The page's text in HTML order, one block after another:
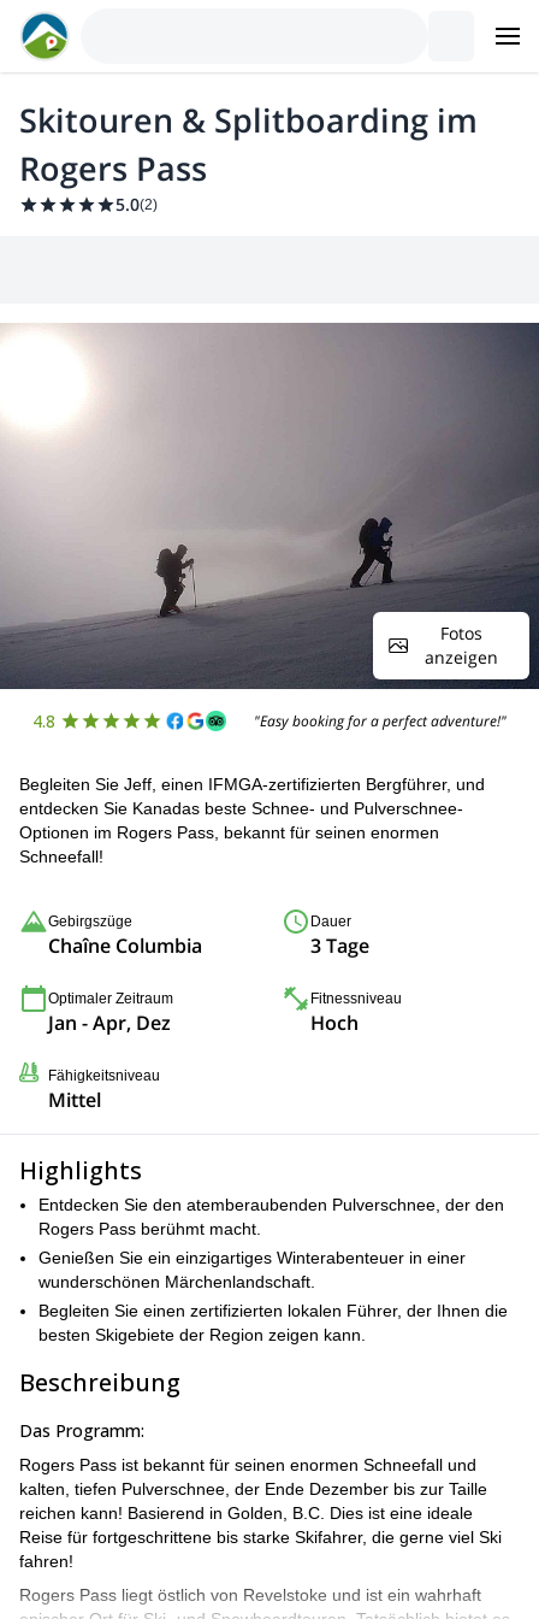
Skitouren & Splitboarding im
Rogers Pass
5.0(2)
Fotos
anzeigen
4.8 "Easy booking for a perfect adventure!"
Begleiten Sie Jeff, einen IFMGA-zertifizierten Bergführer, und
entdecken Sie Kanadas beste Schnee- und Pulverschnee-
Optionen im Rogers Pass, bekannt für seinen enormen
Schneefall!
Gebirgszüge
Chaîne Columbia
Dauer
3 Tage
Optimaler Zeitraum
Jan - Apr, Dez
Fitnessniveau
Hoch
Fähigkeitsniveau
Mittel
Highlights
Entdecken Sie den atemberaubenden Pulverschnee, der den
Rogers Pass berühmt macht.
Genießen Sie ein einzigartiges Winterabenteuer in einer
wunderschönen Märchenlandschaft.
Begleiten Sie einen zertifizierten lokalen Führer, der Ihnen die
besten Skigebiete der Region zeigen kann.
Beschreibung
Das Programm:
Rogers Pass ist bekannt für seinen enormen Schneefall und
kalten, tiefen Pulverschnee, der Ende Dezember bis zur Taille
reichen kann! Basierend in Golden, B.C. Dies ist eine ideale
Reise für fortgeschrittene bis starke Skifahrer, die gerne viel Ski
fahren!
Rogers Pass liegt östlich von Revelstoke und ist ein wahrhaft